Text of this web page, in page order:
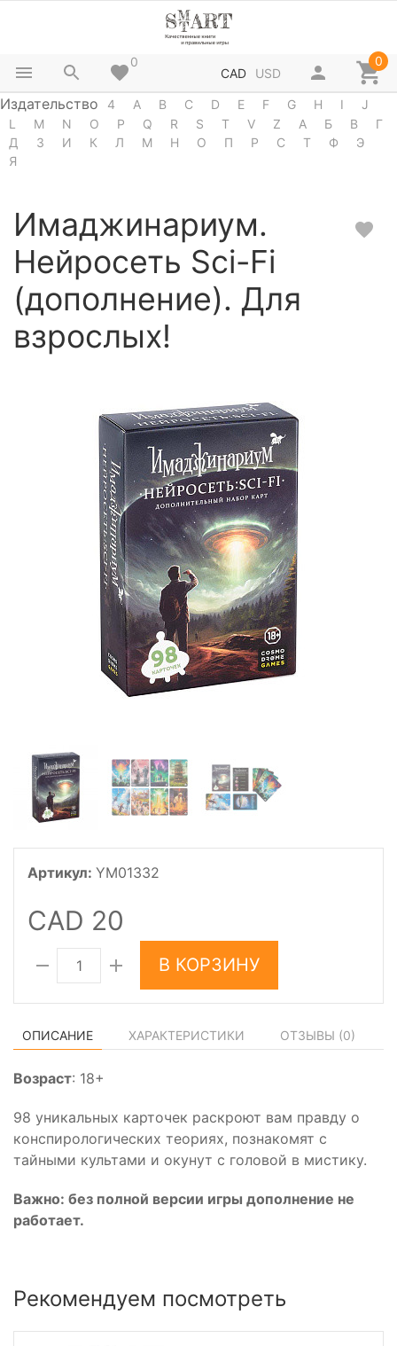
0
CAD USD
0
Издательство 4 A B C D E F G H I
J
L
M N O P Q R S T V Z А Б В
Г
Д
З И К Л М Н О П Р С Т Ф
Э
Я
Имаджинариум.
Нейросеть Sci-Fi
(дополнение). Для
взрослых!
Артикул: YM01332
CAD 20
В КОРЗИНУ
ОПИСАНИЕ ХАРАКТЕРИСТИКИ ОТЗЫВЫ (0)
Возраст: 18+
98 уникальных карточек раскроют вам правду о
конспирологических теориях, познакомят с
тайными культами и окунут с головой в мистику.
Важно: без полной версии игры дополнение не
работает.
Рекомендуем посмотреть